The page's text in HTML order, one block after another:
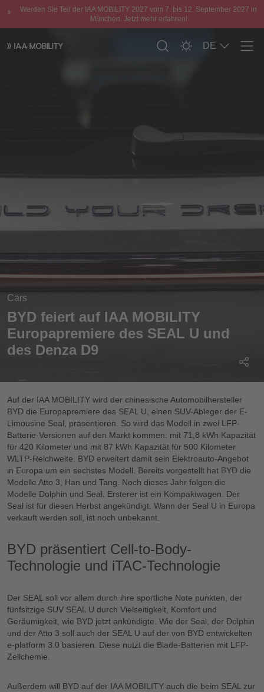
Werden Sie Teil der IAA MOBILITY 2027 vom 7. bis 12. September 2027 in
München. Jetzt mehr erfahren!
DE
Cars
BYD feiert auf IAA MOBILITY
Europapremiere des SEAL U und
des Denza D9
Auf der IAA MOBILITY wird der chinesische Automobilhersteller
BYD die Europapremiere des SEAL U, einen SUV-Ableger der E-
Limousine Seal, präsentieren. So wird das Modell in zwei LFP-
Batterie-Versionen auf den Markt kommen: mit 71,8 kWh Kapazität
für 420 Kilometer und mit 87 kWh Kapazität für 500 Kilometer
WLTP-Reichweite. BYD erweitert damit sein Elektroauto-Angebot
in Europa um ein sechstes Modell. Bereits vorgestellt hat BYD die
Modelle Atto 3, Han und Tang. Noch dieses Jahr folgen die
Modelle Dolphin und Seal. Ersterer ist ein Kompaktwagen. Der
Seal ist für diesen Herbst angekündigt. Wann der Seal U in Europa
verkauft werden soll, ist noch unbekannt.
BYD präsentiert Cell-to-Body-
Technologie und iTAC-Technologie
Der SEAL soll vor allem durch ihre sportliche Note punkten, der
fünfsitzige SUV SEAL U durch Vielseitigkeit, Komfort und
Geräumigkeit, wie BYD jetzt ankündigte. Wie der Seal, der Dolphin
und der Atto 3 soll auch der SEAL U auf der von BYD entwickelten
e-platform 3.0 basieren. Diese nutzt die Blade-Batterien mit LFP-
Zellchemie.
Außerdem will BYD auf der IAA MOBILITY auch die beim SEAL zur